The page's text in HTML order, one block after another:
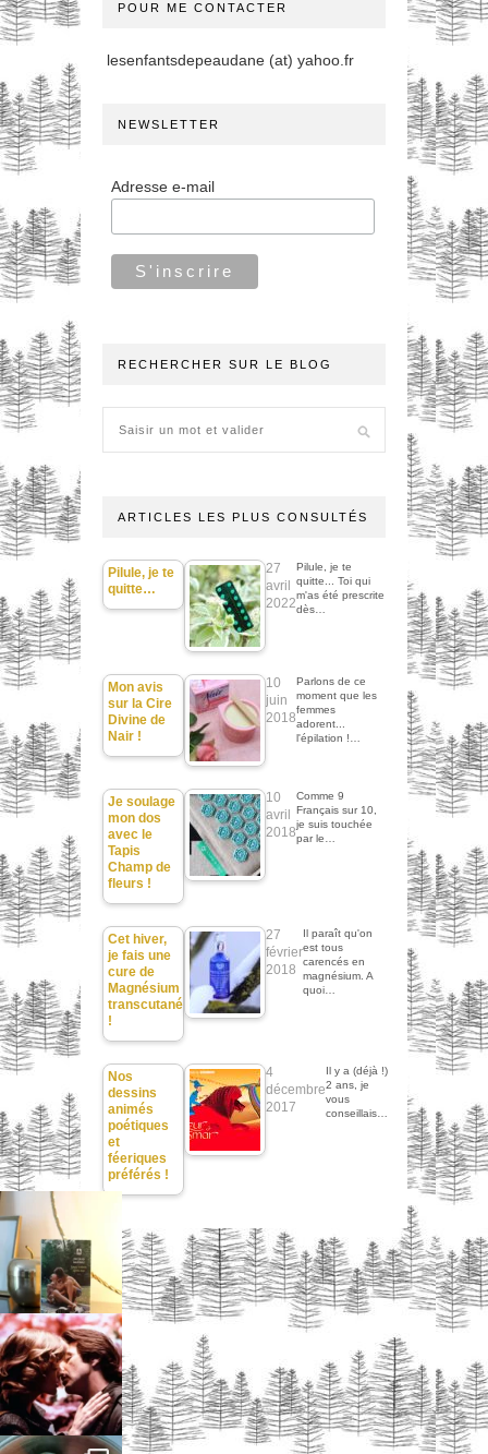
POUR ME CONTACTER
lesenfantsdepeaudane (at) yahoo.fr
NEWSLETTER
Adresse e-mail
RECHERCHER SUR LE BLOG
ARTICLES LES PLUS CONSULTÉS
Pilule, je te
quitte…
27
avril
2022
Pilule, je te
quitte... Toi qui
m'as été prescrite
dès…
Mon avis
sur la Cire
Divine de
Nair !
10
juin
2018
Parlons de ce
moment que les
femmes
adorent...
l'épilation !…
Je soulage
mon dos
avec le
Tapis
Champ de
fleurs !
10
avril
2018
Comme 9
Français sur 10,
je suis touchée
par le…
Cet hiver,
je fais une
cure de
Magnésium
transcutané
!
27
février
2018
Il paraît qu'on
est tous
carencés en
magnésium. A
quoi…
Nos
dessins
animés
poétiques
et
féeriques
préférés !
4
décembre
2017
Il y a (déjà !)
2 ans, je
vous
conseillais…